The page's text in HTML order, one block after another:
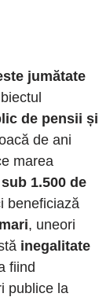
jumătate
de pensii și
de ani
marea
sub 1.500 de
beneficiază
, uneori
inegalitate
fiind
publice la